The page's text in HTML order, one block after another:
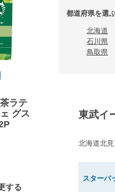
ラテ
グス
する
都道府県を選
北海道
石川県
鳥取県
東武イ
北海道北
スターバ